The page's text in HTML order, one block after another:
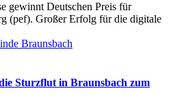
gewinnt Deutschen Preis für
(pef). Großer Erfolg für die digitale
Sturzflut in Braunsbach zum